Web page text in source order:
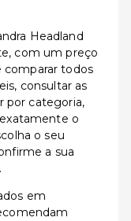
Headland
com um preço
comparar todos
consultar as
por categoria,
o
o seu
a sua
em